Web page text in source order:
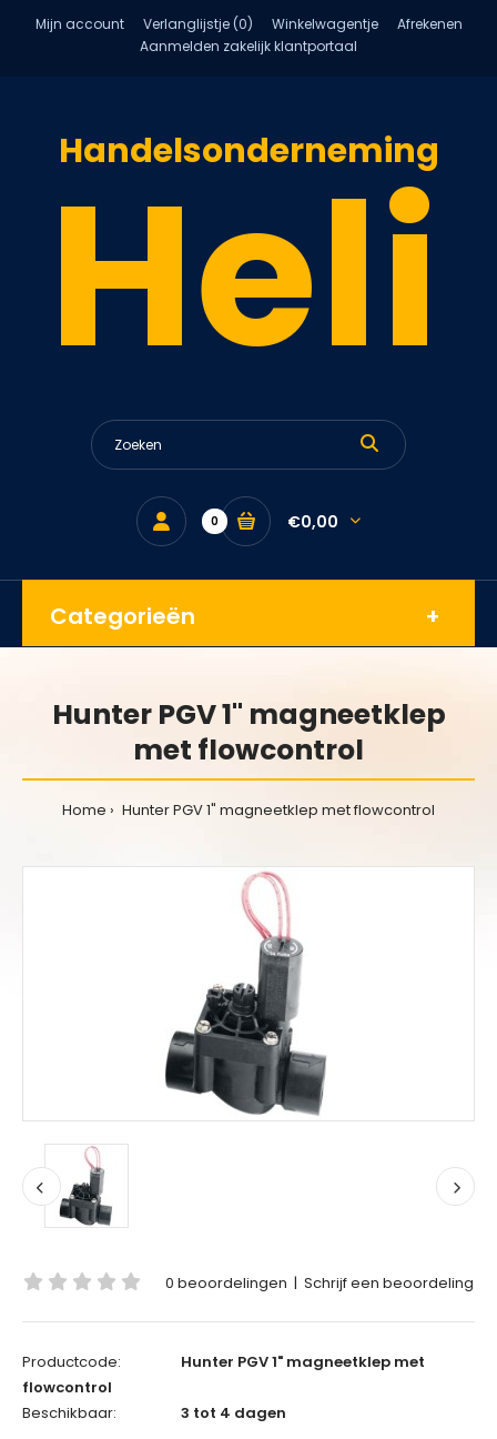
Mijn account Verlanglijstje (0) Winkelwagentje
Afrekenen
Aanmelden zakelijk klantportaal
Handelsonderneming
Heli
0 €0,00
Categorieën
Hunter PGV 1" magneetklep
met flowcontrol
Home Hunter PGV 1" magneetklep met flowcontrol
0 beoordelingen | Schrijf een beoordeling
Productcode:
Hunter PGV 1" magneetklep met
flowcontrol
Beschikbaar:
3 tot 4 dagen